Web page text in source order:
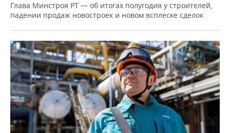
Глава Минстроя РТ — об итогах полугодия у строителей,
падении продаж новостроек и новом всплеске сделок